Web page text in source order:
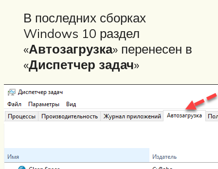
В последних сборках
Windows 10 раздел
«Автозагрузка» перенесен в
«Диспетчер задач»